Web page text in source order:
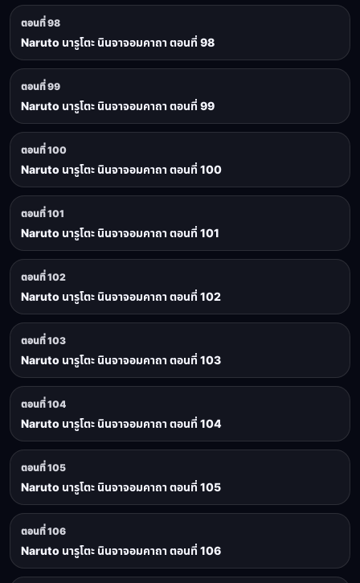
ตอนที่ 98
Naruto นารูโตะ นินจาจอมคาถา ตอนที่ 98
ตอนที่ 99
Naruto นารูโตะ นินจาจอมคาถา ตอนที่ 99
ตอนที่ 100
Naruto นารูโตะ นินจาจอมคาถา ตอนที่ 100
ตอนที่ 101
Naruto นารูโตะ นินจาจอมคาถา ตอนที่ 101
ตอนที่ 102
Naruto นารูโตะ นินจาจอมคาถา ตอนที่ 102
ตอนที่ 103
Naruto นารูโตะ นินจาจอมคาถา ตอนที่ 103
ตอนที่ 104
Naruto นารูโตะ นินจาจอมคาถา ตอนที่ 104
ตอนที่ 105
Naruto นารูโตะ นินจาจอมคาถา ตอนที่ 105
ตอนที่ 106
Naruto นารูโตะ นินจาจอมคาถา ตอนที่ 106